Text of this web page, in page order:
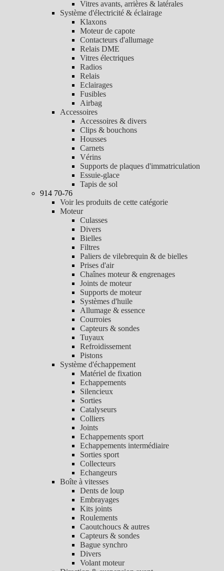
Vitres avants, arrières & latérales
Système d'électricité & éclairage
Klaxons
Moteur de capote
Contacteurs d'allumage
Relais DME
Vitres électriques
Radios
Relais
Eclairages
Fusibles
Airbag
Accessoires
Accessoires & divers
Clips & bouchons
Housses
Carnets
Vérins
Supports de plaques d'immatriculation
Essuie-glace
Tapis de sol
914 70-76
Voir les produits de cette catégorie
Moteur
Culasses
Divers
Bielles
Filtres
Paliers de vilebrequin & de bielles
Prises d'air
Chaînes moteur & engrenages
Joints de moteur
Supports de moteur
Systèmes d'huile
Allumage & essence
Courroies
Capteurs & sondes
Tuyaux
Refroidissement
Pistons
Système d'échappement
Matériel de fixation
Echappements
Silencieux
Sorties
Catalyseurs
Colliers
Joints
Echappements sport
Echappements intermédiaire
Sorties sport
Collecteurs
Echangeurs
Boîte à vitesses
Dents de loup
Embrayages
Kits joints
Roulements
Caoutchoucs & autres
Capteurs & sondes
Bague synchro
Divers
Volant moteur